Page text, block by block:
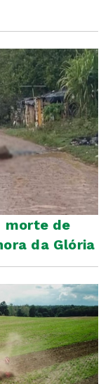
morte de
da Glória